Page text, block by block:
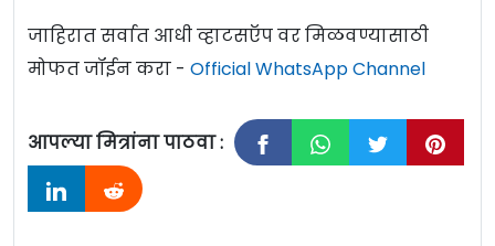
जाहिरात सर्वात आधी व्हाटसऍप वर मिळवण्यासाठी
मोफत जॉईन करा - Official WhatsApp Channel
आपल्या मित्रांना पाठवा :